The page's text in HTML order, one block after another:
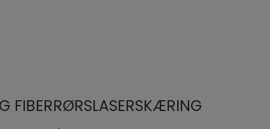
FIBERRØRSLASERSKÆRING